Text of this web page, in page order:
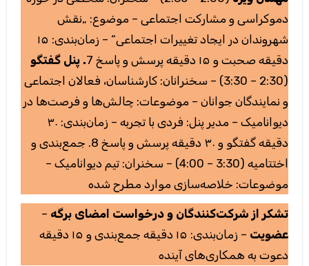
دموکراسی و مشارکت اجتماعی – موضوع: „نقش
شهروندان در ایجاد تغییرات اجتماعی“ – زمان‌بندی: ۱۵
دقیقه صحبت و ۱۵ دقیقه پرسش و پاسخ 7
. پنل گفتگو
(2:30 – 3:30) – سخنرانان: کارشناسان، فعالان اجتماعی
و نمایندگان جوانان – موضوعات: چالش‌ها و فرصت‌ها در
دیوانامیک – مدیر پنل: فردی با تجربه – زمان‌بندی: ۳۰
دقیقه گفتگو و ۳۰ دقیقه پرسش و پاسخ 8. جمع‌بندی و
اختتامیه (3:30 – 4:00) – سخنران: تیم دیوانامیک –
موضوعات: خلاصه‌سازی موارد مطرح شده
– تشکر از شرکت‌کنندگان و درخواست امضای برگه
عضویت
– زمان‌بندی: ۱۵ دقیقه جمع‌بندی و ۱۵ دقیقه
دعوت به همکاری‌های آینده